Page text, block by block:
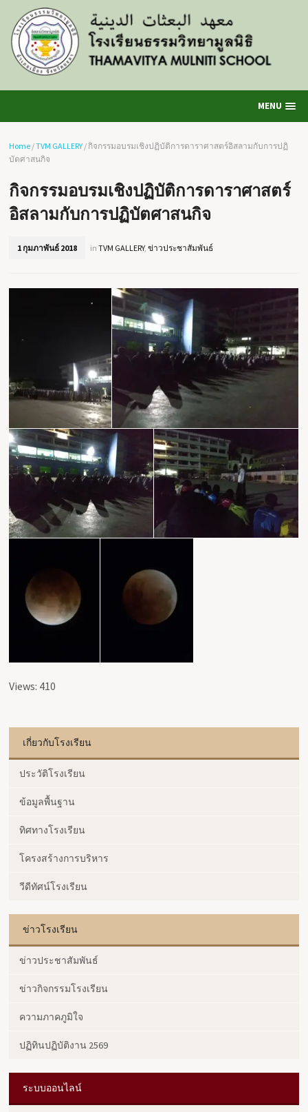
MENU
Home /TVM GALLERY / กิจกรรมอบรมเชิงปฏิบัติการดาราศาสตร์อิสลามกับการปฏิ
บัตศาสนกิจ
กิจกรรมอบรมเชิงปฏิบัติการดาราศาสตร์
อิสลามกับการปฏิบัตศาสนกิจ
1 กุมภาพันธ์ 2018 inTVM GALLERY,ข่าวประชาสัมพันธ์
Views: 410
เกี่ยวกับโรงเรียน
ประวัติโรงเรียน
ข้อมูลพื้นฐาน
ทิศทางโรงเรียน
โครงสร้างการบริหาร
วีดีทัศน์โรงเรียน
ข่าวโรงเรียน
ข่าวประชาสัมพันธ์
ข่าวกิจกรรมโรงเรียน
ความภาคภูมิใจ
ปฏิทินปฏิบัติงาน 2569
ระบบออนไลน์